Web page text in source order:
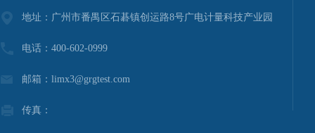
地址：广州市番禺区石碁镇创运路8号广电计量科技产业园
电话：400-602-0999
邮箱：limx3@grgtest.com
传真：